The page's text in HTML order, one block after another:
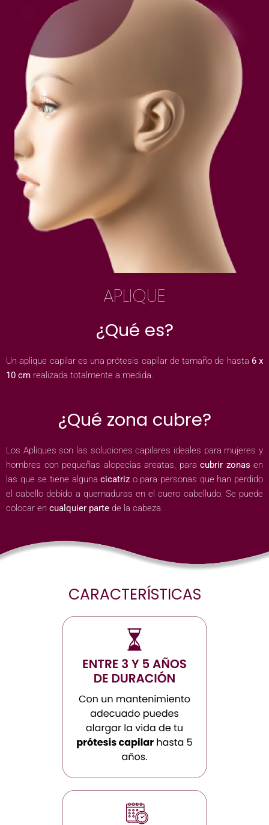
APLIQUE
¿Qué es?
Un aplique capilar es una prótesis capilar de tamaño de hasta 6 x
10 cm realizada totalmente a medida.
¿Qué zona cubre?
Los Apliques son las soluciones capilares ideales para mujeres y
hombres con pequeñas alopecias areatas, para cubrir zonas en
las que se tiene algunacicatriz o para personas que han perdido
el cabello debido a quemaduras en el cuero cabelludo. Se puede
colocar en cualquier parte de la cabeza.
CARACTERÍSTICAS